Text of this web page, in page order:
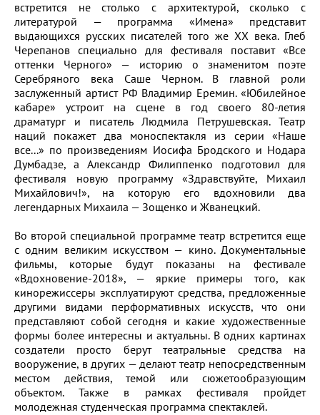
встретится не столько с архитектурой, сколько с
литературой — программа «Имена» представит
выдающихся русских писателей того же ХХ века. Глеб
Черепанов специально для фестиваля поставит «Все
оттенки Черного» — историю о знаменитом поэте
Серебряного века Саше Черном. В главной роли
заслуженный артист РФ Владимир Еремин. «Юбилейное
кабаре» устроит на сцене в год своего 80-летия
драматург и писатель Людмила Петрушевская. Театр
наций покажет два моноспектакля из серии «Наше
все...» по произведениям Иосифа Бродского и Нодара
Думбадзе, а Александр Филиппенко подготовил для
фестиваля новую программу «Здравствуйте, Михаил
Михайлович!», на которую его вдохновили два
легендарных Михаила — Зощенко и Жванецкий.
Во второй специальной программе театр встретится еще
с одним великим искусством — кино. Документальные
фильмы, которые будут показаны на фестивале
«Вдохновение-2018», — яркие примеры того, как
кинорежиссеры эксплуатируют средства, предложенные
другими видами перформативных искусств, что они
представляют собой сегодня и какие художественные
формы более интересны и актуальны. В одних картинах
создатели просто берут театральные средства на
вооружение, в других — делают театр непосредственным
местом действия, темой или сюжетообразующим
объектом. Также в рамках фестиваля пройдет
молодежная студенческая программа спектаклей.